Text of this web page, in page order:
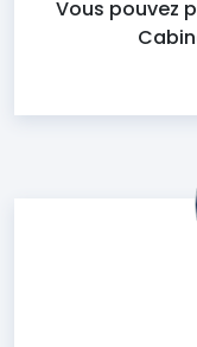
Vous pouvez